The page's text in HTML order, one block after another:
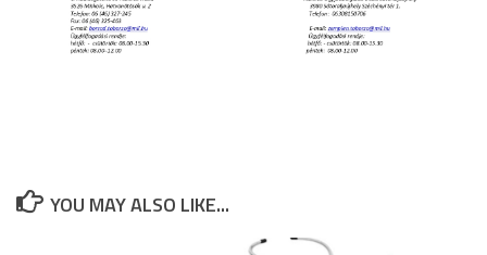
YOU MAY ALSO LIKE...